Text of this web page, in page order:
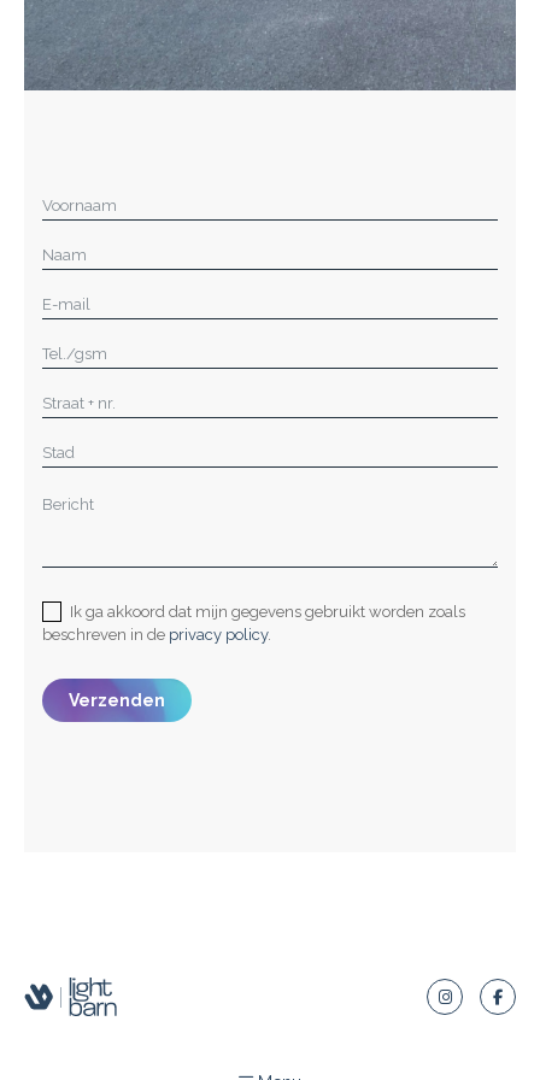
Ik ga akkoord dat mijn gegevens gebruikt worden zoals
beschreven in de privacy policy.
Verzenden